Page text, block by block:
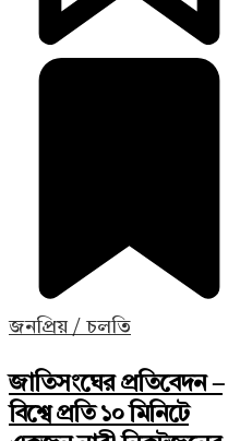
জনপ্রিয় / চলতি
জাতিসংঘের প্রতিবেদন –
বিশ্বে প্রতি ১০ মিনিটে